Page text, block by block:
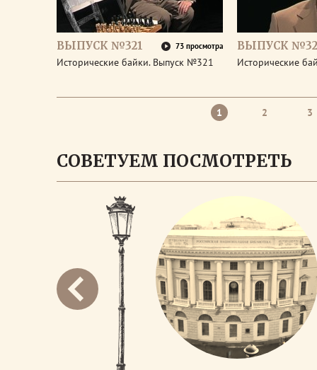
ВЫПУСК №321 73 просмотра
Исторические байки. Выпуск №321
ВЫПУСК
Исторические
1 2 3
СОВЕТУЕМ ПОСМОТРЕТЬ